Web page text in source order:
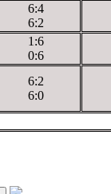
6:4
6:2
1:6
0:6
6:2
6:0